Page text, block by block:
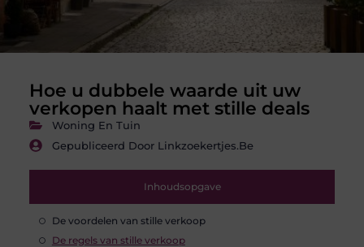
Hoe u dubbele waarde uit uw
verkopen haalt met stille deals
Woning En Tuin
Gepubliceerd Door Linkzoekertjes.be
Inhoudsopgave
De voordelen van stille verkoop
De regels van stille verkoop